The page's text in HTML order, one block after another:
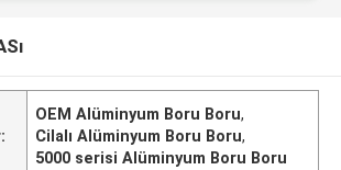
OEM Alüminyum Boru Boru,
Cilalı Alüminyum Boru Boru,
5000 serisi Alüminyum Boru Boru